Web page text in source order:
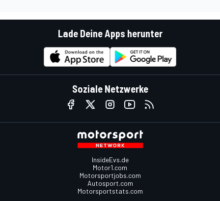
Lade Deine Apps herunter
Soziale Netzwerke
InsideEvs.de
Motor1.com
Motorsportjobs.com
Autosport.com
Motorsportstats.com